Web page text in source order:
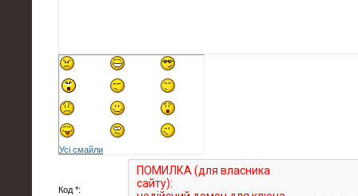
Усі смайли
Код *: